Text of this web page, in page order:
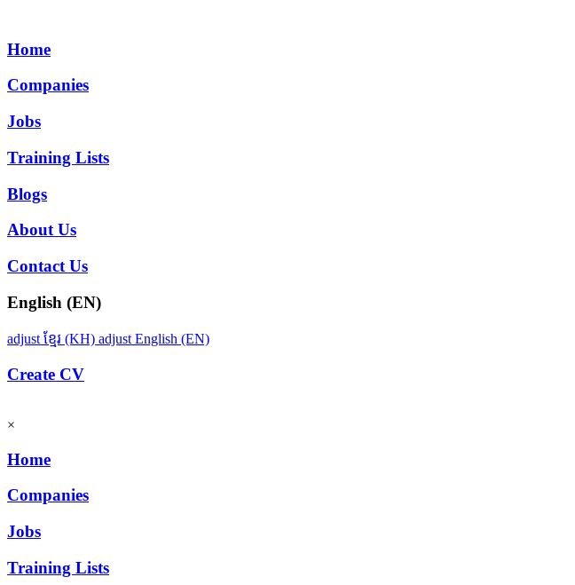
Home
Companies
Jobs
Training Lists
Blogs
About Us
Contact Us
English (EN)
adjustខ្មែរ (KH) adjustEnglish (EN)
Create CV
×
Home
Companies
Jobs
Training Lists